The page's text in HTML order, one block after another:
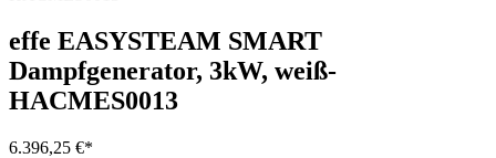
effe EASYSTEAM SMART
Dampfgenerator, 3kW, weiß-
HACMES0013
6.396,25 €*